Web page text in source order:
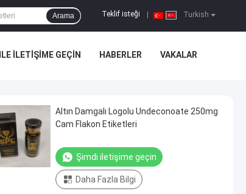
Turkish
Teklif isteği
Arama
ILETIŞIME GEÇIN HABERLER VAKALAR
Altın Damgalı Logolu Undeconoate 250mg
Cam Flakon Etiketleri
Şimdi iletişime geçin
Daha Fazla Bilgi